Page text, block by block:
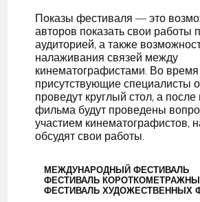
Показы фестиваля — это
авторов показать свои работы
аудиторией, а также
налаживания связей между
кинематографистами. Во
присутствующие специалисты
проведут круглый стол, а после
фильма будут проведены
участием кинематографистов,
обсудят свои работы.
МЕЖДУНАРОДНЫЙ ФЕСТИВАЛЬ
ФЕСТИВАЛЬ
ФЕСТИВАЛЬ ХУДОЖЕСТВЕННЫХ